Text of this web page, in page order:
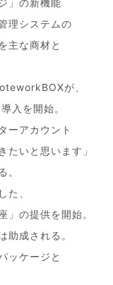
理システムの
主な商材と
が、
入を開始。
ーアカウント
たいと思います」
。
た、
」の提供を開始。
助成される。
ッケージと